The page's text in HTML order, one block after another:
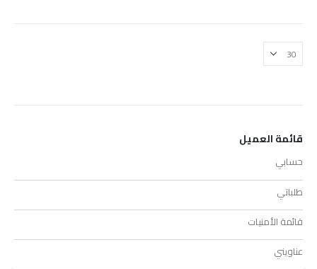
قائمة العميل
حسابي
طلباتي
قائمة الأمنيات
عناويني